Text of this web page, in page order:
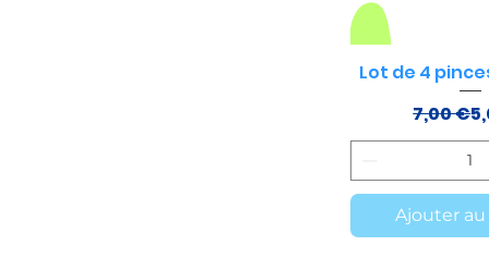
Aperçu
Lot de 4
7,00 €
Ajouter